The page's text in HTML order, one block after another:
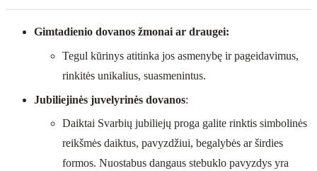
Gimtadienio dovanos žmonai ar draugei:
Tegul kūrinys atitinka jos asmenybę ir pageidavimus,
rinkitės unikalius, suasmenintus.
Jubiliejinės juvelyrinės dovanos:
Daiktai Svarbių jubiliejų proga galite rinktis simbolinės
reikšmės daiktus, pavyzdžiui, begalybės ar širdies
formos. Nuostabus dangaus stebuklo pavyzdys yra